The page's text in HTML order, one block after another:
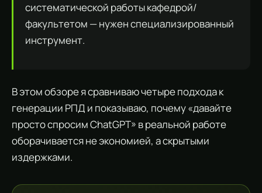
систематической работы кафедрой/
факультетом — нужен специализированный
инструмент.
В этом обзоре я сравниваю четыре подхода к
генерации РПД и показываю, почему «давайте
просто спросим ChatGPT» в реальной работе
оборачивается не экономией, а скрытыми
издержками.